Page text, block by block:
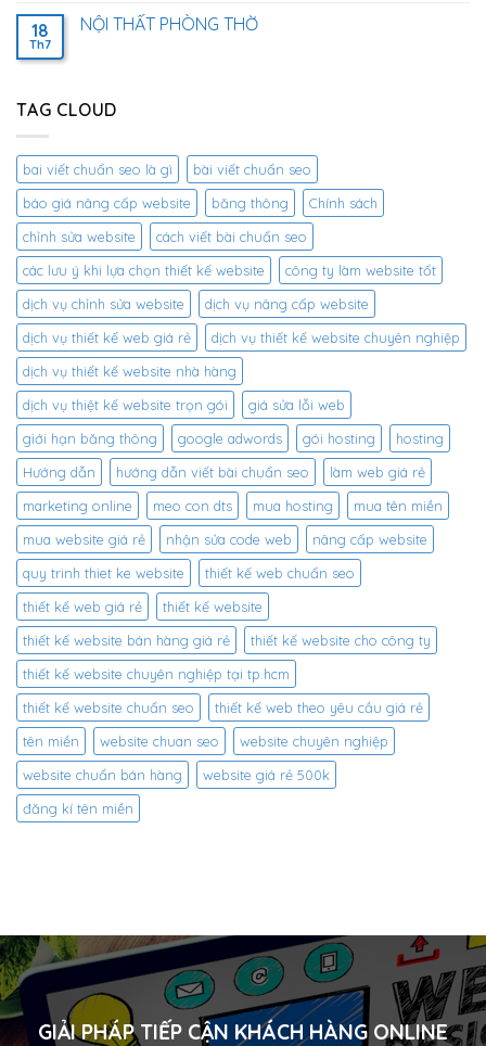
18
Th7
NỘI THẤT PHÒNG THỜ
TAG CLOUD
bai viết chuẩn seo là gì
bài viết chuẩn seo
báo giá nâng cấp website
băng thông
Chính sách
chỉnh sửa website
cách viết bài chuẩn seo
các lưu ý khi lựa chọn thiết kế website
công ty làm website tốt
dịch vụ chỉnh sửa website
dịch vụ nâng cấp website
dịch vụ thiết kế web giá rẻ
dịch vụ thiết kế website chuyên nghiệp
dịch vụ thiết kế website nhà hàng
dịch vụ thiệt kế website trọn gói
giá sửa lỗi web
giới hạn băng thông
google adwords gói hosting
hosting
Hướng dẫn
hướng dẫn viết bài chuẩn seo
làm web giá rẻ
marketing online
meo con dts mua hosting
mua tên miền
mua website giá rẻ
nhận sửa code web
nâng cấp website
quy trinh thiet ke website
thiết kế web chuẩn seo
thiết kế web giá rẻ
thiết kế website
thiết kế website bán hàng giá rẻ
thiết kế website cho công ty
thiết kế website chuyên nghiệp tại tp.hcm
thiết kế website chuẩn seo
thiết kế web theo yêu cầu giá rẻ
tên miền
website chuan seo
website chuyên nghiệp
website chuẩn bán hàng
website giá rẻ 500k
đăng kí tên miền
GIẢI PHÁP TIẾP CẬN KHÁCH HÀNG ONLINE